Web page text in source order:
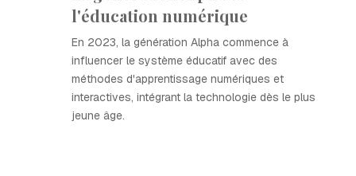
l'éducation numérique
En 2023, la génération Alpha commence à
influencer le système éducatif avec des
méthodes d'apprentissage numériques et
interactives, intégrant la technologie dès le plus
jeune âge.